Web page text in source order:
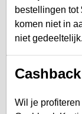
bestellingen tot
komen niet in
niet gedeeltelijk.
Wil je profiteren